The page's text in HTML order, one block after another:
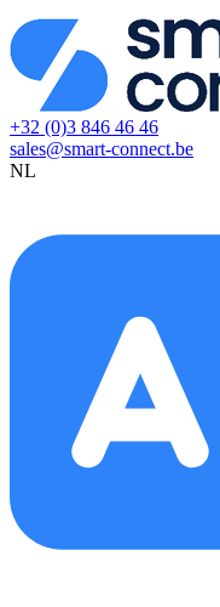
+32 (0)3 846 46 46
sales@smart-connect.be
NL